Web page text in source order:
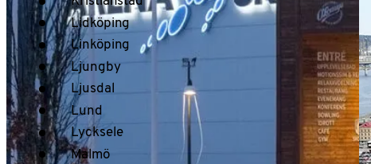
Lidköping
Linköping
Ljungby
Ljusdal
Lund
Lycksele
Malmö